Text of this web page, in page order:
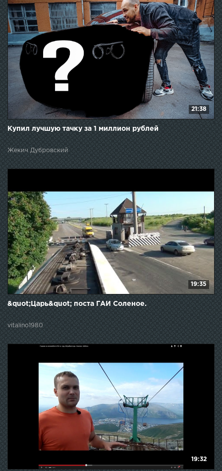
21:38
Купил лучшую тачку за 1 миллион рублей
Жекич Дубровский
19:35
&quot;Царь&quot; поста ГАИ Соленое.
vitalino1980
19:32